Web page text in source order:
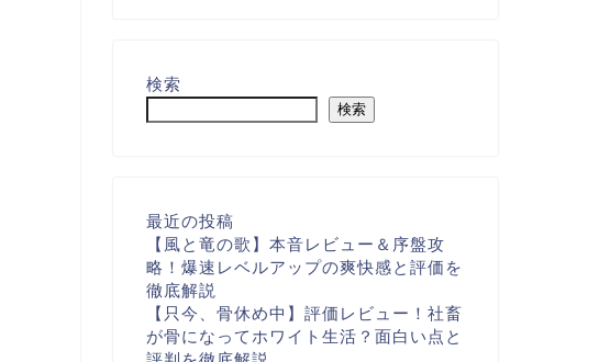
検索
検索
最近の投稿
【風と竜の歌】本音レビュー＆序盤攻
略！爆速レベルアップの爽快感と評価を
徹底解説
【只今、骨休め中】評価レビュー！社畜
が骨になってホワイト生活？面白い点と